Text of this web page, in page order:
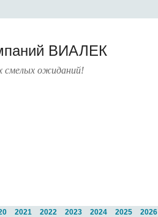
ВИАЛЕК
смелых ожиданий!
2026
2025
2024
2023
2022
2021